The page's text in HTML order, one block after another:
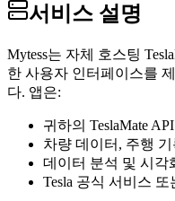
서비스 설명
Mytess는 자체 호스팅
한 사용자 인터페이스를
다. 앱은:
귀하의 TeslaMate
차량 데이터, 주행
데이터 분석 및 시각
Tesla 공식 서비스